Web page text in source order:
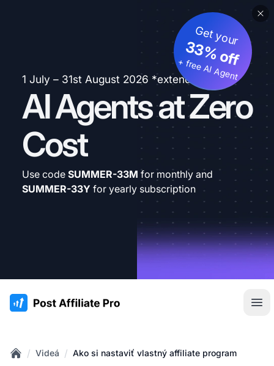
1 July – 31st August 2026 *extended
AI Agents at Zero
Cost
Get your
33% off
+ free AI Agent
Use code SUMMER-33M for monthly and
SUMMER-33Y for yearly subscription
:site.title
/ Videá / Ako si nastaviť vlastný affiliate program